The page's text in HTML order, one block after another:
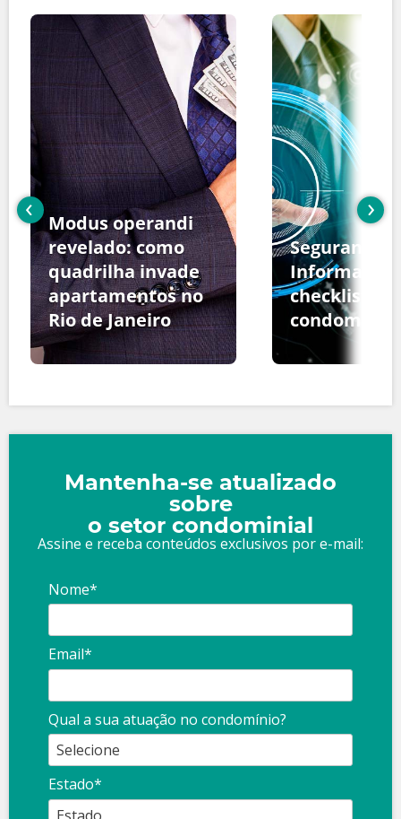
Modus operandi
revelado: como
quadrilha invade
apartamentos no
Rio de Janeiro
Segurança
Informação:
checklist
‹ ›
Mantenha-se atualizado
sobre
o setor condominial
Assine e receba conteúdos exclusivos por e-mail:
Nome*
Email*
Qual a sua atuação no condomínio?
Estado*